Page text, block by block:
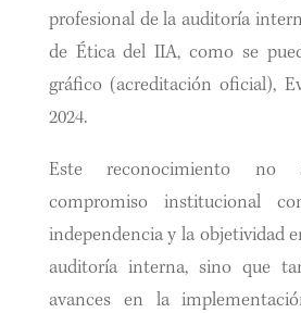
profesional de la auditoría
de Ética del IIA, como se
gráfico (acreditación oficial),
2024.
Este reconocimiento
compromiso institucional
independencia y la objetividad
auditoría interna, sino que
avances en la